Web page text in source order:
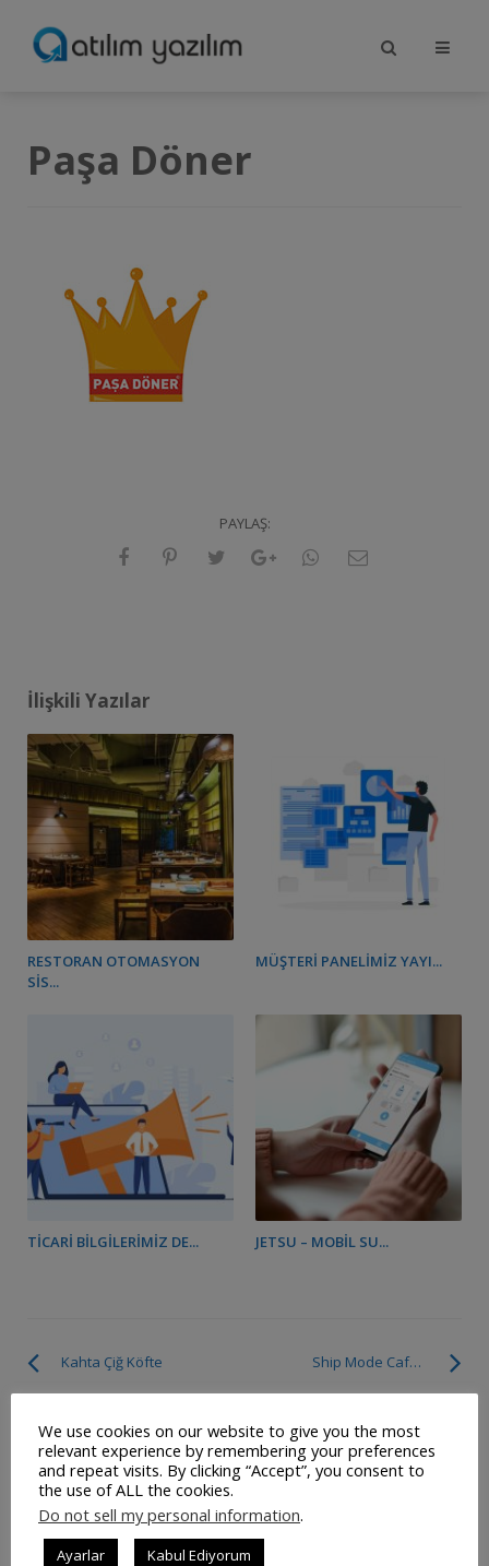
Paşa Döner
PAYLAŞ:
İlişkili Yazılar
RESTORAN OTOMASYON
SIS...
MÜŞTERI PANELIMIZ YAYI...
TICARI BILGILERIMIZ DE... JETSU – MOBIL SU...
Ship Mode Cafe Restoran
Kahta Çiğ Köfte
SOSYAL MEDYADA BIZ
We use cookies on our website to give you the most
relevant experience by remembering your preferences
and repeat visits. By clicking “Accept”, you consent to
the use of ALL the cookies.
Do not sell my personal information.
Ayarlar Kabul Ediyorum